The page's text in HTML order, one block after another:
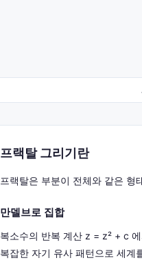
프랙탈 그리기란
프랙탈은 부분이 전체와 같은 형
만델브로 집합
복소수의 반복 계산 z = z² + c
복잡한 자기 유사 패턴으로 세계